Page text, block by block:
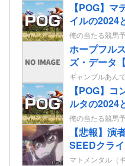
【POG】
イルの2024
2歳情報
俺の当たる競馬
ホープフル
ズ・データ
ギャンブルあん
【POG】
ルタの2024
情報
俺の当たる競馬
【悲報】演
SEEDクラ
ンを押して
マトメンタル（